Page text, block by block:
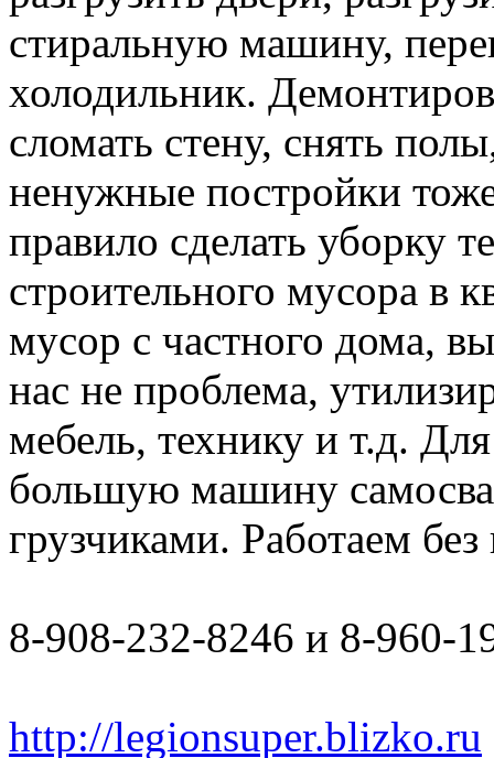
стиральную машину,
холодильник.
сломать стену, снять
ненужные постройки
правило сделать уборку
строительного мусора в
мусор с частного дома,
нас не проблема,
мебель, технику и т.д.
большую машину
грузчиками. Работаем
8-908-232-8246 и 8-960-
http://legionsuper.blizko.ru